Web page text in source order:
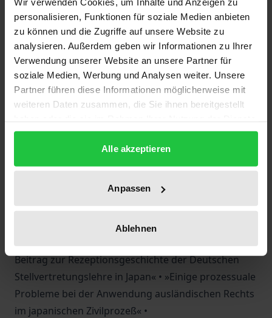
personalisieren, Funktionen für soziale Medien anbieten
zu können und die Zugriffe auf unsere Website zu
analysieren. Außerdem geben wir Informationen zu Ihrer
Verwendung unserer Website an unsere Partner für
soziale Medien, Werbung und Analysen weiter. Unsere
Partner führen diese Informationen möglicherweise mit
weiteren Daten zusammen, die Sie ihnen bereitgestellt
gesammelt haben.
Alle akzeptieren
Anpassen
Ablehnen
kennen sich jedoch japanische Juristen vortrefflich
im deutschen Recht aus. Um diese »Schieflage«
auszugleichen, berichtet seit 1975 die Reihe »Recht
in Japan« in deutscher Sprache über neueste
Entwicklungen und Tendenzen im japanischen
Rechtsleben, wobei überwiegend zivil- und
handelsrechtliche Fragen im Mittelpunkt stehen. Auf
Bundesrepublik Deutschland gewährt.
Die Reihe richtet sich nicht nur an wissenschaftlich
Interessierte sondern auch an Wirtschaftspartner
Japans.
Themen dieses Bandes sind: »Abstrakte
Beitrag zur Rezeptionsgeschichte der Deutschen
Stellvertretungslehre in Japan« • »Einige prozessuale
Probleme bei der Anwendung ausländischen Rechts
im japanischen Zivilprozeß« •